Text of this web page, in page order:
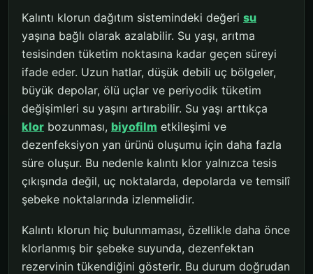
Kalıntı klorun dağıtım sistemindeki değeri su
yaşına bağlı olarak azalabilir. Su yaşı, arıtma
tesisinden tüketim noktasına kadar geçen süreyi
ifade eder. Uzun hatlar, düşük debili uç bölgeler,
büyük depolar, ölü uçlar ve periyodik tüketim
değişimleri su yaşını artırabilir. Su yaşı arttıkça
klor bozunması, biyofilm etkileşimi ve
dezenfeksiyon yan ürünü oluşumu için daha fazla
süre oluşur. Bu nedenle kalıntı klor yalnızca tesis
çıkışında değil, uç noktalarda, depolarda ve temsilî
şebeke noktalarında izlenmelidir.
Kalıntı klorun hiç bulunmaması, özellikle daha önce
klorlanmış bir şebeke suyunda, dezenfektan
rezervinin tükendiğini gösterir. Bu durum doğrudan